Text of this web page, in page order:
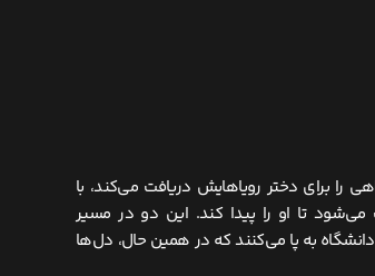
را برای دختر رویاهایش دریافت می‌کند، با
تا او را پیدا کند. این دو در مسیر
به پا می‌کنند که در همین حال، دل‌ها